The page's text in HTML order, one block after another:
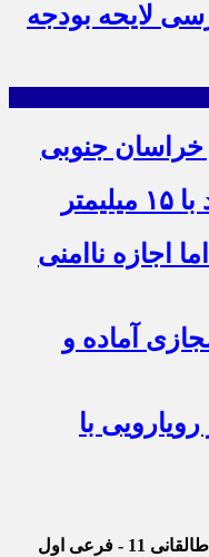
لایحه بودجه
اجازه ناامنی
آماده و
با
خراسان جنوبی - بیرجند - طالقانی 11 - فرعی اول